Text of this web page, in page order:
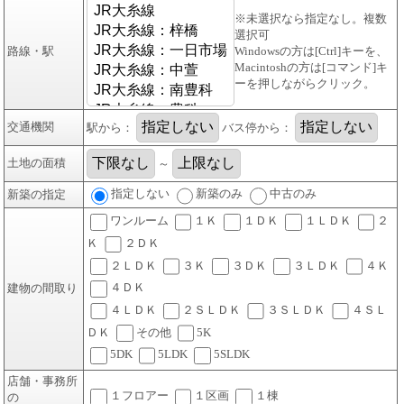
路線・駅
※未選択なら指定なし。複数
選択可
Windowsの方は[Ctrl]キーを、
Macintoshの方は[コマンド]キ
ーを押しながらクリック。
交通機関 駅から： バス停から：
土地の面積 ～
新築の指定 指定しない 新築のみ 中古のみ
建物の間取り
ワンルーム １Ｋ １ＤＫ １ＬＤＫ
２
Ｋ
２ＤＫ
２ＬＤＫ
３Ｋ ３ＤＫ ３ＬＤＫ
４Ｋ
４ＤＫ
４ＬＤＫ
２ＳＬＤＫ ３ＳＬＤＫ
４ＳＬ
ＤＫ
その他
5K
5DK
5LDK
5SLDK
店舗・事務所
の
１フロアー １区画 １棟